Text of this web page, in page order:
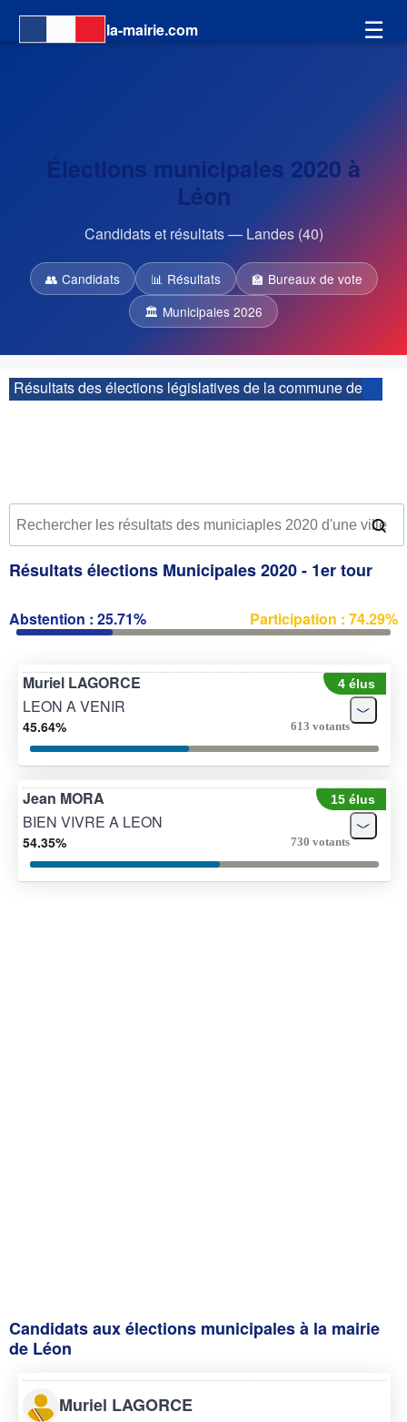
la-mairie.com ☰
Élections municipales 2020 à
Léon
Candidats et résultats — Landes (40)
👥 Candidats 📊 Résultats
🏫 Bureaux de vote
🏛 Municipales 2026
Résultats des élections législatives de la commune de
Léon :| 1ère circonscription
Résultats élections Municipales 2020 - 1er tour
Abstention : 25.71% Participation : 74.29%
Muriel LAGORCE 4 élus
LEON A VENIR
45.64% 613 votants
Jean MORA 15 élus
BIEN VIVRE A LEON
54.35% 730 votants
Candidats aux élections municipales à la mairie
de Léon
Muriel LAGORCE